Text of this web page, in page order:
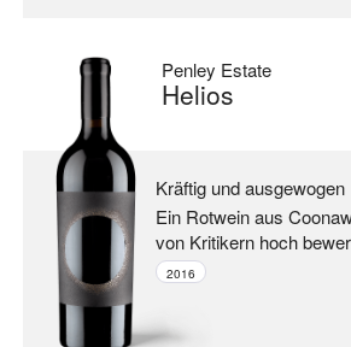
Penley Estate
Helios
Kräftig und ausgewogen
Ein Rotwein aus
von Kritikern hoch
2016